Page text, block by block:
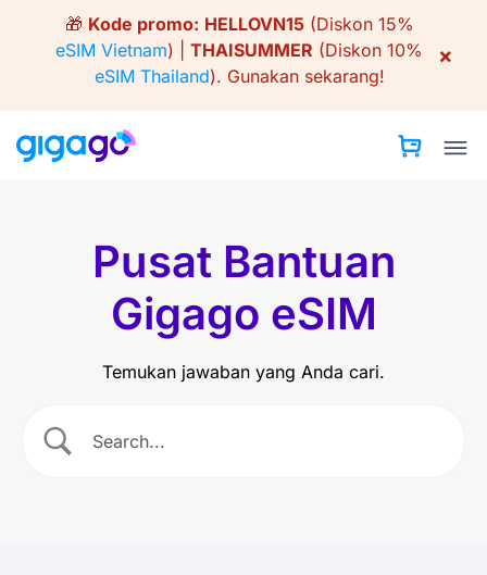
🎁 Kode promo: HELLOVN15(Diskon 15%
eSIM Vietnam) | THAISUMMER (Diskon 10%
eSIM Thailand). Gunakan sekarang!
×
Pusat Bantuan
Gigago eSIM
Temukan jawaban yang Anda cari.